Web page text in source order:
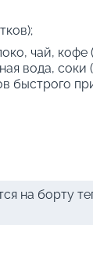
чай,
вода, соки
быстрого
на борту